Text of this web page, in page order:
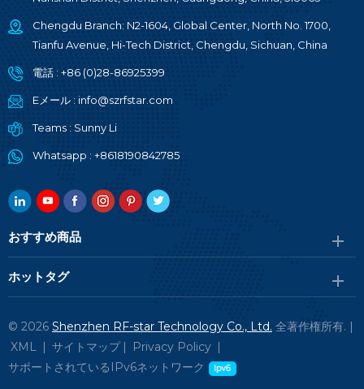
Chengdu Branch: N2-1604, Global Center, North No. 1700,
Tianfu Avenue, Hi-Tech District, Chengdu, Sichuan, China
電話 : +86 (0)28-86925399
Eメール : info@szrfstar.com
Teams : Sunny Li
Whatsapp : +8618190842785
おすすめ商品
ホットタグ
© 2026 Shenzhen RF-star Technology Co., Ltd. 全著作権所有. |
XML | サイトマップ | Privacy Policy |
サポートされているIPv6ネットワーク